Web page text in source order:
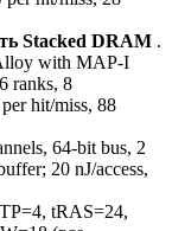
Stacked DRAM .
with MAP-I
ranks, 8
hit/miss, 88
64-bit bus, 2
20 nJ/access,
tRAS=24,